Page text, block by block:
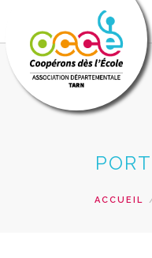
ESPACE MANDATAIRE
ACCUEIL